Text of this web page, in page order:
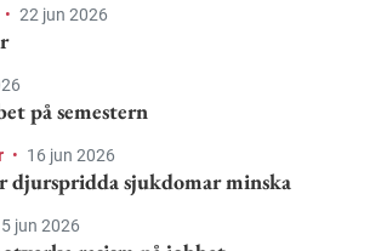
• 22 jun 2026
på semestern
• 16 jun 2026
djurspridda sjukdomar minska
jun 2026